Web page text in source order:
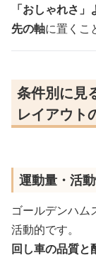
「おしゃれさ
先の軸に置くこ
条件別に見
レイアウト
運動量・活
ゴールデンハ
活動的です。
回し車の品質と